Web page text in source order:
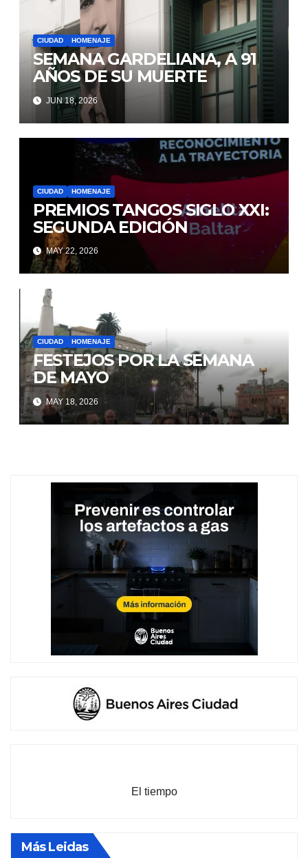
CIUDAD HOMENAJE
SEMANA GARDELIANA, A 91
AÑOS DE SU MUERTE
JUN 18, 2026
CIUDAD HOMENAJE
PREMIOS TANGOS SIGLO XXI:
SEGUNDA EDICIÓN
MAY 22, 2026
CIUDAD HOMENAJE
FESTEJOS POR LA SEMANA
DE MAYO
MAY 18, 2026
El tiempo
Más Leidas